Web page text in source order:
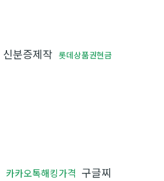
신분증제작 롯데상품권현금
카카오톡해킹가격 구글찌